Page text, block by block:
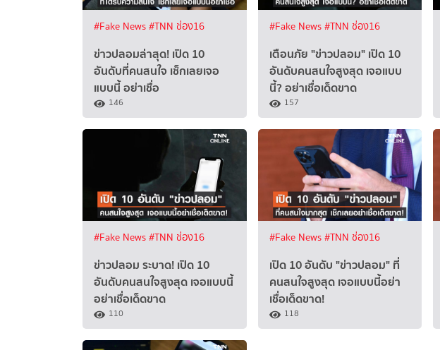
#Fake News#TNN ช่อง16
ข่าวปลอมล่าสุด! เปิด 10
อันดับที่คนสนใจ เช็กเลยเจอ
แบบนี้ อย่าเชื่อ
146
#Fake News#TNN ช่อง16
เตือนภัย "ข่าวปลอม" เปิด 10
อันดับคนสนใจสูงสุด เจอแบบ
นี้? อย่าเชื่อเด็ดขาด
157
#Fake News#TNN ช่อง16
ข่าวปลอม ระบาด! เปิด 10
อันดับคนสนใจสูงสุด เจอแบบนี้
อย่าเชื่อเด็ดขาด
110
#Fake News#TNN ช่อง16
เปิด 10 อันดับ "ข่าวปลอม" ที่
คนสนใจสูงสุด เจอแบบนี้อย่า
เชื่อเด็ดขาด!
118